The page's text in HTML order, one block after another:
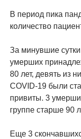
В период пика
количество
За минувшие
умерших
80 лет, девять из
COVID-19 были
привиты. 3
группе старше 90
Еще 3